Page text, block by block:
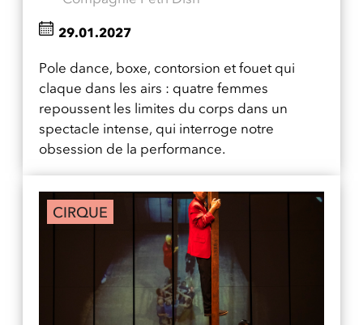
Pole dance, boxe, contorsion et fouet qui
claque dans les airs : quatre femmes
repoussent les limites du corps dans un
spectacle intense, qui interroge notre
obsession de la performance.
29.01.2027
CIRQUE